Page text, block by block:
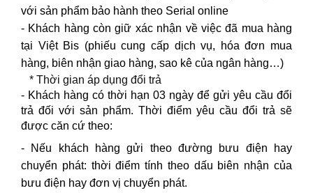
với sản phẩm bảo hành theo Serial online
- Khách hàng còn giữ xác nhận về việc đã mua hàng
tại Việt Bis (phiếu cung cấp dịch vụ, hóa đơn mua
hàng, biên nhận giao hàng, sao kê của ngân hàng…)
* Thời gian áp dụng đổi trả
- Khách hàng có thời hạn 03 ngày để gửi yêu cầu đổi
trả đối với sản phẩm. Thời điểm yêu cầu đổi trả sẽ
được căn cứ theo:
- Nếu khách hàng gửi theo đường bưu điện hay
chuyển phát: thời điểm tính theo dấu biên nhận của
bưu điện hay đơn vị chuyển phát.